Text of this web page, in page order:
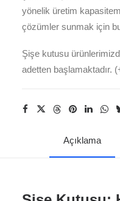
yönelik üretim
çözümler sunmak için
Şişe kutusu
adetten başlamaktadır.
Açıklama